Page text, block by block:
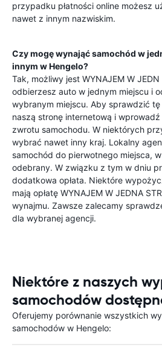
przypadku płatności online możesz
nawet z innym nazwiskim.
Czy mogę wynająć samochód w
innym wHengelo?
Tak, możliwy jest WYNAJEM W
odbierzesz auto w jednym miejscu i
wybranym miejscu. Aby sprawdzić
naszą stronę internetową i
zwrotu samochodu. W niektórych
wybrać nawet inny kraj. Lokalny
samochód do pierwotnego miejsca,
odebrany. W związku z tym w dniu
dodatkowa opłata. Niektóre
mają opłatę WYNAJEM W JEDNA
wynajmu. Zawsze zalecamy
dla wybranej agencji.
Niektóre z naszych
samochodów
Oferujemy porównanie wszystkich
samochodów w Hengelo: